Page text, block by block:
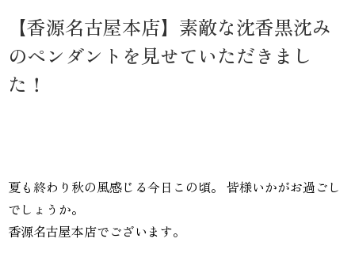
【香源名古屋本店】素敵な沈香黒沈み
のペンダントを見せていただきまし
た！
夏も終わり秋の風感じる今日この頃。 皆様いかがお過ごし
でしょうか。
香源名古屋本店でございます。